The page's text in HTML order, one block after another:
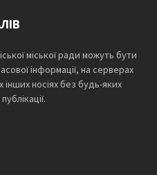
міської ради можуть бути
інформації, на серверах
носіях без будь-яких